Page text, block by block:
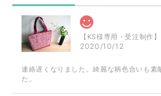
2020/10/12
連絡遅くなりました。綺麗な柄色合いも素
た。